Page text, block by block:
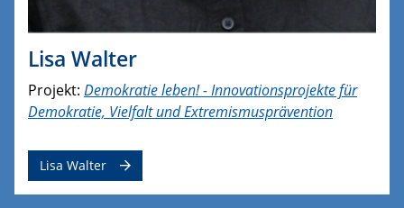
Lisa Walter
Projekt: Demokratie leben! - Innovationsprojekte für
Demokratie, Vielfalt und Extremismusprävention
Lisa Walter